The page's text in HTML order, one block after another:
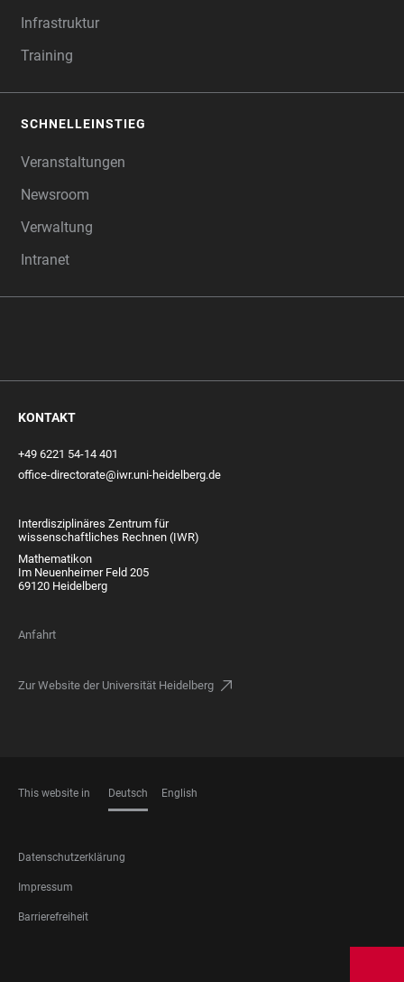
Infrastruktur
Training
SCHNELLEINSTIEG
Veranstaltungen
Newsroom
Verwaltung
Intranet
KONTAKT
+49 6221 54-14 401
office-directorate@iwr.uni-heidelberg.de
Interdisziplinäres Zentrum für
wissenschaftliches Rechnen (IWR)
Mathematikon
Im Neuenheimer Feld 205
69120 Heidelberg
Anfahrt
Zur Website der Universität Heidelberg
This website in Deutsch English
FOOTER
LEGAL
Datenschutzerklärung
Impressum
Barrierefreiheit